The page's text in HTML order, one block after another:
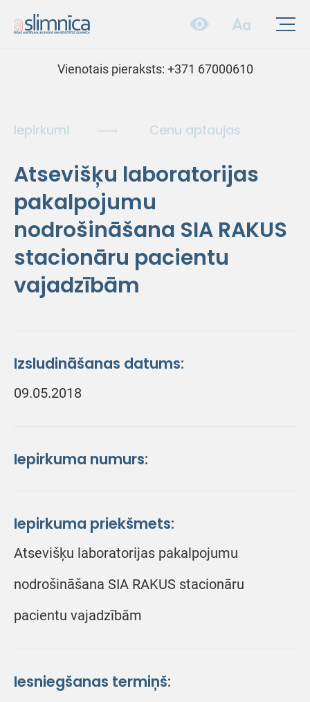
Vienotais pieraksts: +371 67000610
Iepirkumi Cenu aptaujas
Atsevišķu laboratorijas
pakalpojumu
nodrošināšana SIA RAKUS
stacionāru pacientu
vajadzībām
Izsludināšanas datums:
09.05.2018
Iepirkuma numurs:
Iepirkuma priekšmets:
Atsevišķu laboratorijas pakalpojumu
nodrošināšana SIA RAKUS stacionāru
pacientu vajadzībām
Iesniegšanas termiņš: